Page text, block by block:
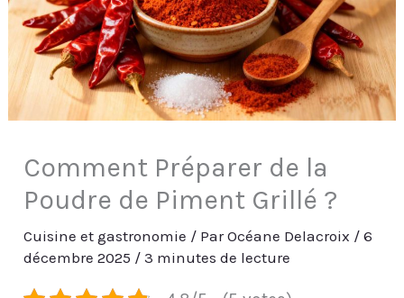
Comment Préparer de la
Poudre de Piment Grillé ?
Cuisine et gastronomie / ParOcéane Delacroix /6
décembre 2025 /3 minutes de lecture